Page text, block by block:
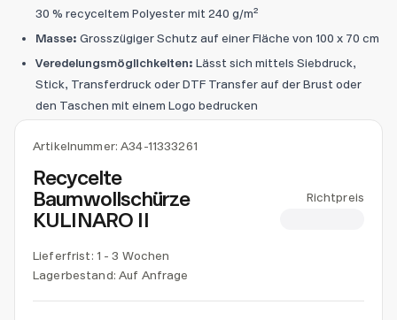
Artikelnummer:A34-11333261
Recycelte
Baumwollschürze
KULINARO II
Richtpreis
Lieferfrist: 1 - 3 Wochen
Lagerbestand: Auf Anfrage
30 % recyceltem Polyester mit 240 g/m²
Masse: Grosszügiger Schutz auf einer Fläche von 100 x 70 cm
Veredelungsmöglichkeiten: Lässt sich mittels Siebdruck,
Stick, Transferdruck oder DTF Transfer auf der Brust oder
den Taschen mit einem Logo bedrucken